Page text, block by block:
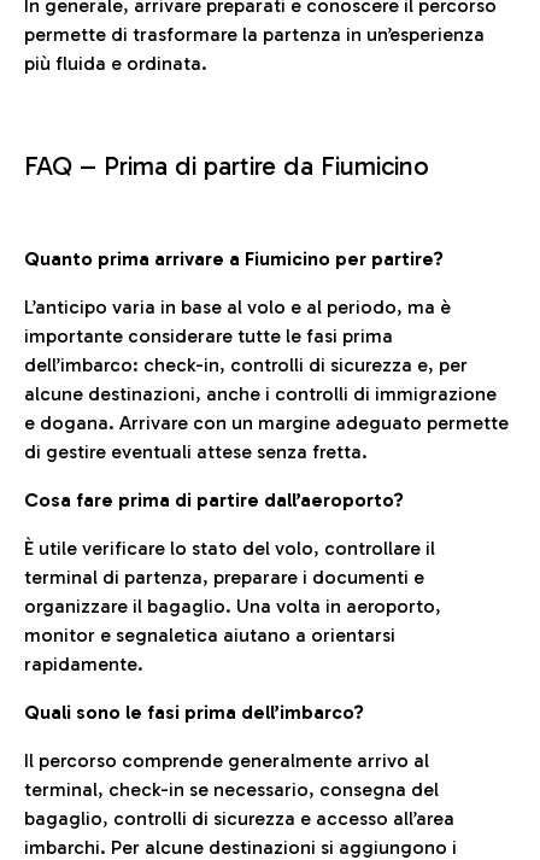
In generale, arrivare preparati e conoscere il percorso
permette di trasformare la partenza in un’esperienza
più fluida e ordinata.
FAQ – Prima di partire da Fiumicino
Quanto prima arrivare a Fiumicino per partire?
L’anticipo varia in base al volo e al periodo, ma è
importante considerare tutte le fasi prima
dell’imbarco: check-in, controlli di sicurezza e, per
alcune destinazioni, anche i controlli di immigrazione
e dogana. Arrivare con un margine adeguato permette
di gestire eventuali attese senza fretta.
Cosa fare prima di partire dall’aeroporto?
È utile verificare lo stato del volo, controllare il
terminal di partenza, preparare i documenti e
organizzare il bagaglio. Una volta in aeroporto,
monitor e segnaletica aiutano a orientarsi
rapidamente.
Quali sono le fasi prima dell’imbarco?
Il percorso comprende generalmente arrivo al
terminal, check-in se necessario, consegna del
bagaglio, controlli di sicurezza e accesso all’area
imbarchi. Per alcune destinazioni si aggiungono i